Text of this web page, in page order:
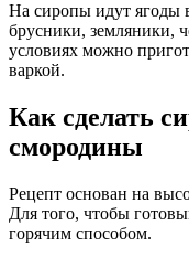
На сиропы идут
брусники, земляники,
условиях можно
варкой.
Как сделать
смородины
Рецепт основан на
Для того, чтобы
горячим способом.